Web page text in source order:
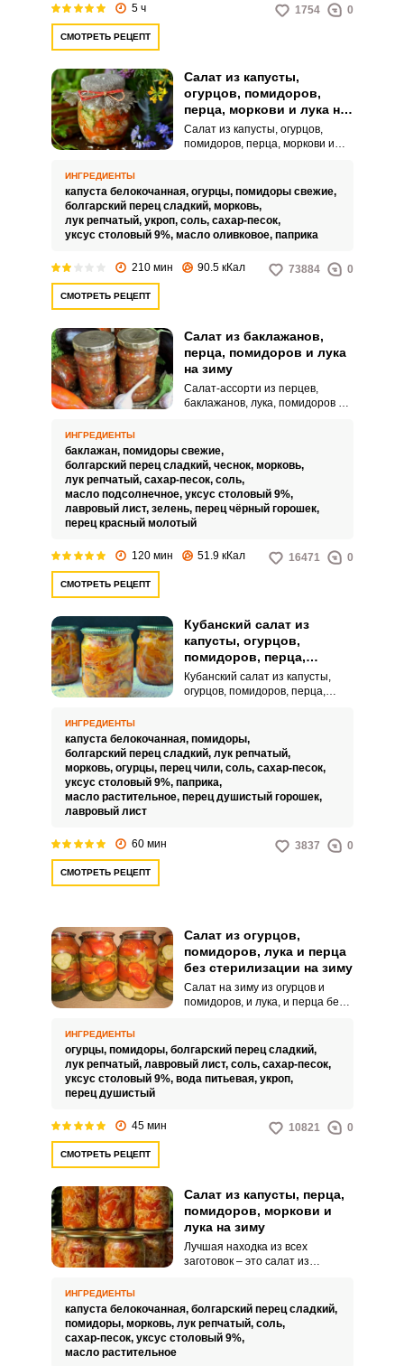
5 ч 1754 0
СМОТРЕТЬ РЕЦЕПТ
Салат из капусты,
огурцов, помидоров,
перца, моркови и лука на
зиму
Салат из капусты, огурцов,
помидоров, перца, моркови и
совсем не сложно. У него
нереальный вкус и аромат, в
баночке всегда много сока,
который может стать хорошей
данном рецепте вам
предлагается хороший способ
ИНГРЕДИЕНТЫ
капуста белокочанная, огурцы, помидоры свежие,
болгарский перец сладкий, морковь,
лук репчатый, укроп, соль, сахар-песок,
уксус столовый 9%, масло оливковое, паприка
210 мин 90.5 кКал 73884 0
СМОТРЕТЬ РЕЦЕПТ
Салат из баклажанов,
перца, помидоров и лука
на зиму
Салат-ассорти из перцев,
баклажанов, лука, помидоров и
каждый в нем найдет что-то для
себя. Овощи нарезаются
кубиками и тушатся в общем
соку, приправляются
пряностями и зеленью.
ИНГРЕДИЕНТЫ
баклажан, помидоры свежие,
болгарский перец сладкий, чеснок, морковь,
лук репчатый, сахар-песок, соль,
масло подсолнечное, уксус столовый 9%,
лавровый лист, зелень, перец чёрный горошек,
перец красный молотый
120 мин 51.9 кКал 16471 0
СМОТРЕТЬ РЕЦЕПТ
Кубанский салат из
капусты, огурцов,
помидоров, перца,
моркови и лука на зиму
Кубанский салат из капусты,
огурцов, помидоров, перца,
аппетитная закуска, которая
подойдет как к домашнему, так и
к праздничному столу. Сочную
заготовку можно просто есть с
хлебом или подавать как
ИНГРЕДИЕНТЫ
капуста белокочанная, помидоры,
болгарский перец сладкий, лук репчатый,
морковь, огурцы, перец чили, соль, сахар-песок,
уксус столовый 9%, паприка,
масло растительное, перец душистый горошек,
лавровый лист
60 мин 3837 0
СМОТРЕТЬ РЕЦЕПТ
Салат из огурцов,
помидоров, лука и перца
без стерилизации на зиму
Салат на зиму из огурцов и
помидоров, и лука, и перца без
овощами слоями выглядят
очень стильно и идеально
подойдут как подарок для
ИНГРЕДИЕНТЫ
огурцы, помидоры, болгарский перец сладкий,
лук репчатый, лавровый лист, соль, сахар-песок,
уксус столовый 9%, вода питьевая, укроп,
перец душистый
45 мин 10821 0
СМОТРЕТЬ РЕЦЕПТ
Салат из капусты, перца,
помидоров, моркови и
лука на зиму
Лучшая находка из всех
заготовок – это салат из
Благодаря большому количеству
разнообразных овощей, он
максимально полезный и
ИНГРЕДИЕНТЫ
капуста белокочанная, болгарский перец сладкий,
помидоры, морковь, лук репчатый, соль,
сахар-песок, уксус столовый 9%,
масло растительное